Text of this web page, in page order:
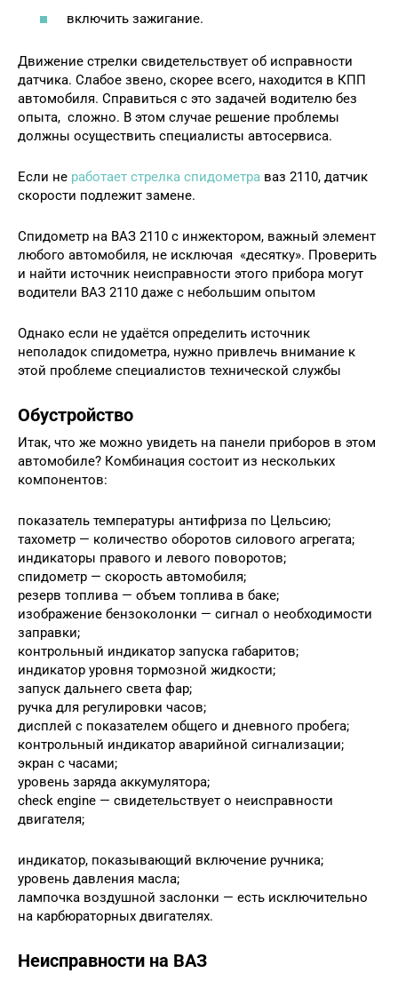
включить зажигание.
Движение стрелки свидетельствует об исправности
датчика. Слабое звено, скорее всего, находится в КПП
автомобиля. Справиться с это задачей водителю без
опыта, сложно. В этом случае решение проблемы
должны осуществить специалисты автосервиса.
Если не работает стрелка спидометра ваз 2110, датчик
скорости подлежит замене.
Спидометр на ВАЗ 2110 с инжектором, важный элемент
любого автомобиля, не исключая «десятку». Проверить
и найти источник неисправности этого прибора могут
водители ВАЗ 2110 даже с небольшим опытом
Однако если не удаётся определить источник
неполадок спидометра, нужно привлечь внимание к
этой проблеме специалистов технической службы
Обустройство
Итак, что же можно увидеть на панели приборов в этом
автомобиле? Комбинация состоит из нескольких
компонентов:
показатель температуры антифриза по Цельсию;
тахометр — количество оборотов силового агрегата;
индикаторы правого и левого поворотов;
спидометр — скорость автомобиля;
резерв топлива — объем топлива в баке;
изображение бензоколонки — сигнал о необходимости
заправки;
контрольный индикатор запуска габаритов;
индикатор уровня тормозной жидкости;
запуск дальнего света фар;
ручка для регулировки часов;
дисплей с показателем общего и дневного пробега;
контрольный индикатор аварийной сигнализации;
экран с часами;
уровень заряда аккумулятора;
check engine — свидетельствует о неисправности
двигателя;
индикатор, показывающий включение ручника;
уровень давления масла;
лампочка воздушной заслонки — есть исключительно
на карбюраторных двигателях.
Неисправности на ВАЗ